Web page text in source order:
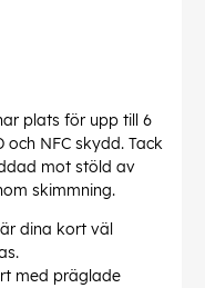
plats för upp till 6
NFC skydd. Tack
mot stöld av
skimmning.
dina kort väl
med präglade